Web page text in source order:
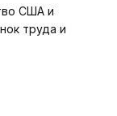
США и
труда и